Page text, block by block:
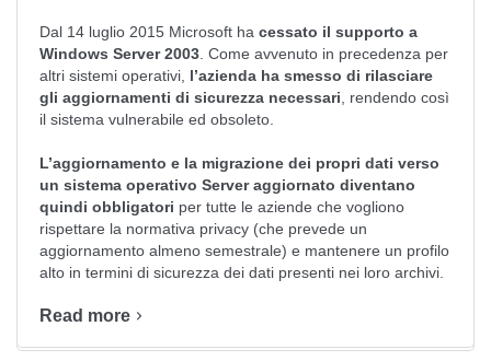
Dal 14 luglio 2015 Microsoft ha cessato il supporto a
Windows Server 2003 . Come avvenuto in precedenza per
altri sistemi operativi, l’azienda ha smesso di rilasciare
gli aggiornamenti di sicurezza necessari , rendendo così
il sistema vulnerabile ed obsoleto.
L’aggiornamento e la migrazione dei propri dati verso
un sistema operativo Server aggiornato diventano
quindi obbligatori per tutte le aziende che vogliono
rispettare la normativa privacy (che prevede un
aggiornamento almeno semestrale) e mantenere un profilo
alto in termini di sicurezza dei dati presenti nei loro archivi.
Read more